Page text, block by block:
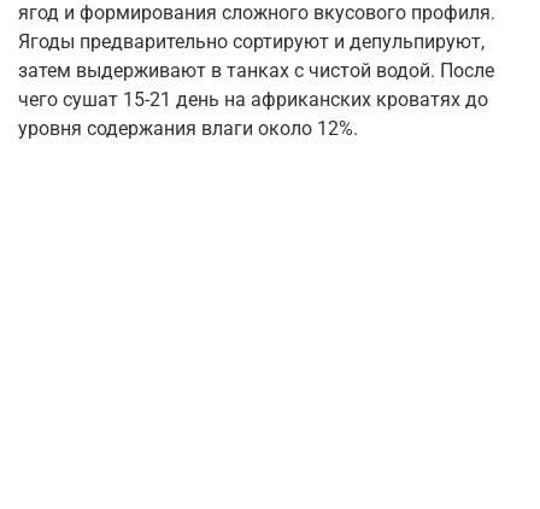
ягод и формирования сложного вкусового профиля.
Ягоды предварительно сортируют и депульпируют,
затем выдерживают в танках с чистой водой. После
чего сушат 15-21 день на африканских кроватях до
уровня содержания влаги около 12%.